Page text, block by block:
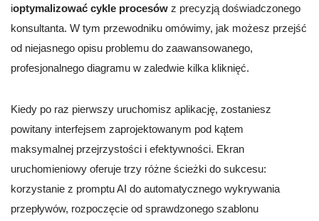
ioptymalizować cykle procesów z precyzją doświadczonego
konsultanta. W tym przewodniku omówimy, jak możesz przejść
od niejasnego opisu problemu do zaawansowanego,
profesjonalnego diagramu w zaledwie kilka kliknięć.
Kiedy po raz pierwszy uruchomisz aplikację, zostaniesz
powitany interfejsem zaprojektowanym pod kątem
maksymalnej przejrzystości i efektywności. Ekran
uruchomieniowy oferuje trzy różne ścieżki do sukcesu:
korzystanie z promptu AI do automatycznego wykrywania
przepływów, rozpoczęcie od sprawdzonego szablonu